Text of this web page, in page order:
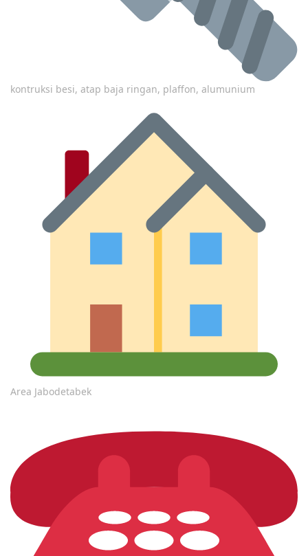
kontruksi besi, atap baja ringan, plaffon, alumunium
Area Jabodetabek